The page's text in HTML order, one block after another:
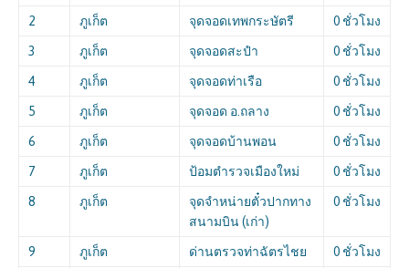
2 ภูเก็ต จุดจอดเทพกระษัตรี 0 ชั่วโมง
3 ภูเก็ต จุดจอดสะปำ 0 ชั่วโมง
4 ภูเก็ต จุดจอดท่าเรือ 0 ชั่วโมง
5 ภูเก็ต จุดจอด อ.ถลาง 0 ชั่วโมง
6 ภูเก็ต จุดจอดบ้านพอน 0 ชั่วโมง
7 ภูเก็ต ป้อมตำรวจเมืองใหม่ 0 ชั่วโมง
8 ภูเก็ต
จุดจำหน่ายตั๋วปากทาง
สนามบิน (เก่า)
0 ชั่วโมง
9 ภูเก็ต ด่านตรวจท่าฉัตรไชย 0 ชั่วโมง